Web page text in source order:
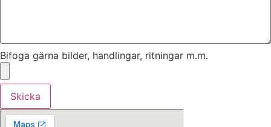
Bifoga gärna bilder, handlingar, ritningar m.m.
Skicka